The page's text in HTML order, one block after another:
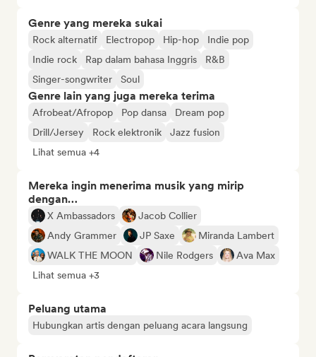
Genre yang mereka sukai
Rock alternatif Electropop Hip-hop
Indie pop
Indie rock
Rap dalam bahasa Inggris
R&B
Singer-songwriter
Soul
Genre lain yang juga mereka terima
Afrobeat/Afropop Pop dansa
Dream pop
Drill/Jersey
Rock elektronik
Jazz fusion
Lihat semua +4
Mereka ingin menerima musik yang mirip
dengan…
X Ambassadors
Jacob Collier
Andy Grammer
JP Saxe
Miranda Lambert
WALK THE MOON
Nile Rodgers
Ava Max
Lihat semua +3
Peluang utama
Hubungkan artis dengan peluang acara langsung